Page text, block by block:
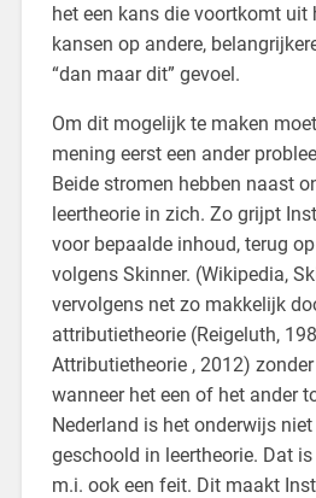
het een kans die voortkomt uit
kansen op andere,
“dan maar dit” gevoel.
Om dit mogelijk te maken
mening eerst een ander
Beide stromen hebben naast
leertheorie in zich. Zo grijpt
voor bepaalde inhoud, terug
volgens Skinner. (Wikipedia,
vervolgens net zo makkelijk
attributietheorie (Reigeluth,
Attributietheorie , 2012)
wanneer het een of het ander
Nederland is het onderwijs
geschoold in leertheorie. Dat
m.i. ook een feit. Dit maakt